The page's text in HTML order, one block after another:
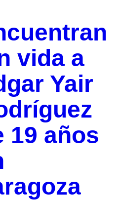
vida a
Yair
19 años